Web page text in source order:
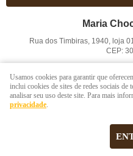
Maria
Rua dos Timbiras, 1940, loja 01
CEP:
LOJA VIRTUAL CRIADA
Usamos cookies para garantir que
inclui cookies de sites de redes sociais de
analisar seu uso deste site. Para mais
privacidade.